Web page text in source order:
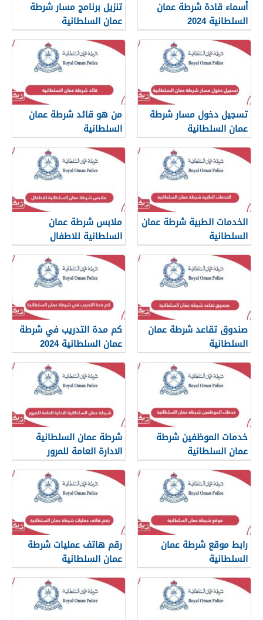
أسماء قادة شرطة عمان
السلطانية 2024
تنزيل برنامج مسار شرطة
عمان السلطانية
تسجيل دخول مسار شرطة
عمان السلطانية
من هو قائد شرطة عمان
السلطانية
الخدمات الطبية شرطة عمان
السلطانية
ملابس شرطة عمان
السلطانية للاطفال
صندوق تقاعد شرطة عمان
السلطانية
كم مدة التدريب في شرطة
عمان السلطانية 2024
خدمات الموظفين شرطة
عمان السلطانية
شرطة عمان السلطانية
الادارة العامة للمرور
رابط موقع شرطة عمان
السلطانية
www.rop.gov.om
رقم هاتف عمليات شرطة
عمان السلطانية